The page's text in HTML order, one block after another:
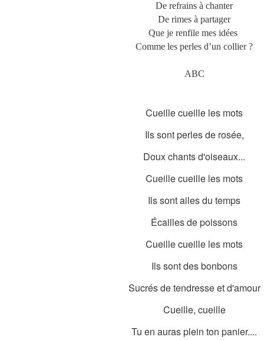
De refrains à chanter
De rimes à partager
Que je renfile mes idées
Comme les perles d’un collier ?
ABC
Cueille cueille les mots
Ils sont perles de rosée,
Doux chants d'oiseaux...
Cueille cueille les mots
Ils sont ailes du temps
Écailles de poissons
Cueille cueille les mots
Ils sont des bonbons
Sucrés de tendresse et d'amour
Cueille, cueille
Tu en auras plein ton panier....